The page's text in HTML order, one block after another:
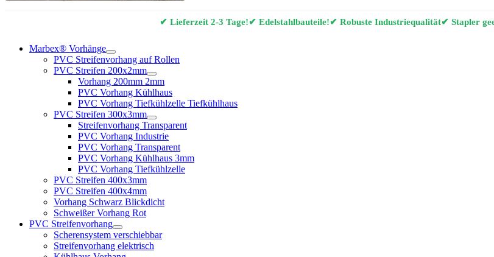
✔ Lieferzeit 2-3 Tage!✔ Edelstahlbauteile!✔ Robuste Industriequalität✔ Stapler
Marbex® Vorhänge
PVC Streifenvorhang auf Rollen
PVC Streifen 200x2mm
Vorhang 200mm 2mm
PVC Vorhang Kühlhaus
PVC Vorhang Tiefkühlzelle Tiefkühlhaus
PVC Streifen 300x3mm
Streifenvorhang Transparent
PVC Vorhang Industrie
PVC Vorhang Transparent
PVC Vorhang Kühlhaus 3mm
PVC Vorhang Tiefkühlzelle
PVC Streifen 400x3mm
PVC Streifen 400x4mm
Vorhang Schwarz Blickdicht
Schweißer Vorhang Rot
PVC Streifenvorhang
Scherensystem verschiebbar
Streifenvorhang elektrisch